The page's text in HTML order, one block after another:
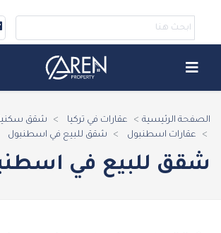
الصفحة الرئيسية عقارات في تركيا
شقق
عقارات اسطنبول
شقق للبيع في اسطنبول
شقق للبيع في